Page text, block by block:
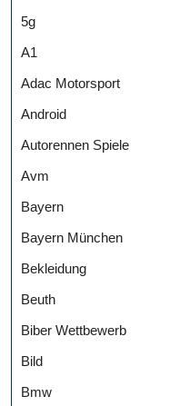
5g
A1
Adac Motorsport
Android
Autorennen Spiele
Avm
Bayern
Bayern München
Bekleidung
Beuth
Biber Wettbewerb
Bild
Bmw